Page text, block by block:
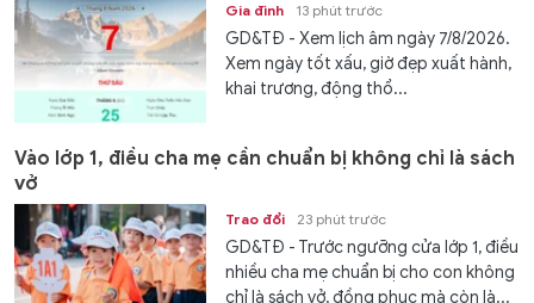
Gia đình 13 phút trước
GD&TĐ - Xem lịch âm ngày 7/8/2026.
Xem ngày tốt xấu, giờ đẹp xuất hành,
khai trương, động thổ...
Vào lớp 1, điều cha mẹ cần chuẩn bị không chỉ là sách
vở
Trao đổi 23 phút trước
GD&TĐ - Trước ngưỡng cửa lớp 1, điều
nhiều cha mẹ chuẩn bị cho con không
chỉ là sách vở, đồng phục mà còn là...